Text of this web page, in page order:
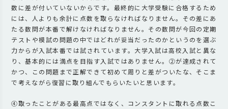
数に差が付いていないからです。最終的に大学受験に合格するため
には、人よりも余計に点数を取らなければなりません。その差にあ
たる数問が本番で解けなければなりません。その数問が今回の定期
テストや模試の問題の中ではどれが妥当だったのかというのを選ぶ
力からが入試本番では試されています。大学入試は高校入試と異な
り、基本的には満点を目指す入試ではありません。②が達成されて
かつ、この問題まで正解できて初めて周りと差がついたな、そこま
で考えながら復習に取り組んでもらいたいと思います。
④取ったことがある最高点ではなく、コンスタントに取れる点数こ